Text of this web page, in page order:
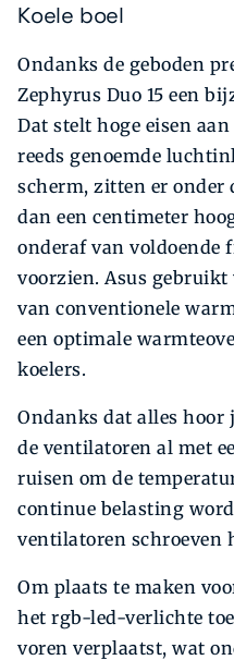
Koele boel
Ondanks de geboden
Zephyrus Duo 15 een
Dat stelt hoge eisen
reeds genoemde
scherm, zitten er onder
dan een centimeter
onderaf van voldoende
voorzien. Asus
van conventionele
een optimale
koelers.
Ondanks dat alles hoor
de ventilatoren al met
ruisen om de
continue belasting
ventilatoren schroeven
Om plaats te maken
het rgb-led-verlichte
voren verplaatst, wat